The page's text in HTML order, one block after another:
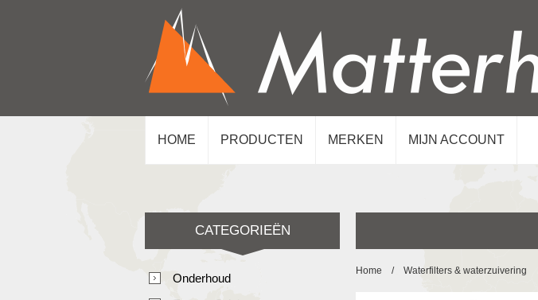
HOME PRODUCTEN MERKEN MIJN ACCOUNT
Home / Waterfilters & waterzuivering
CATEGORIEËN
Onderhoud